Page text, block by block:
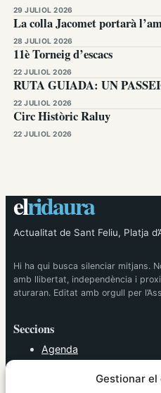
Gestionar
29 JULIOL 2026
La colla Jacomet portarà
28 JULIOL 2026
11è Torneig d’escacs
22 JULIOL 2026
RUTA GUIADA: UN
22 JULIOL 2026
Circ Històric Raluy
22 JULIOL 2026
elridaura
Actualitat de Sant Feliu, Platja
Hi ha qui busca silenciar mitjans.
amb llibertat, independència i
aturaran. Editat amb orgull per
Seccions
Agenda